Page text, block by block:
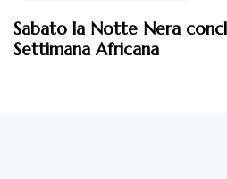
Sabato la Notte Nera
Settimana Africana